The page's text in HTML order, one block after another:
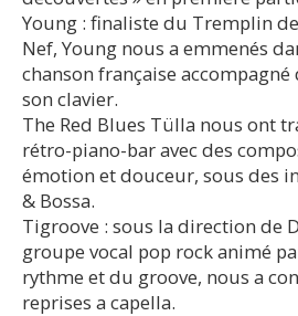
Young : finaliste du Tremplin
Nef, Young nous a emmenés
chanson française
son clavier.
The Red Blues Tülla nous ont
rétro-piano-bar avec des
émotion et douceur, sous des
& Bossa.
Tigroove : sous la direction de
groupe vocal pop rock animé
rythme et du groove, nous a
reprises a capella.